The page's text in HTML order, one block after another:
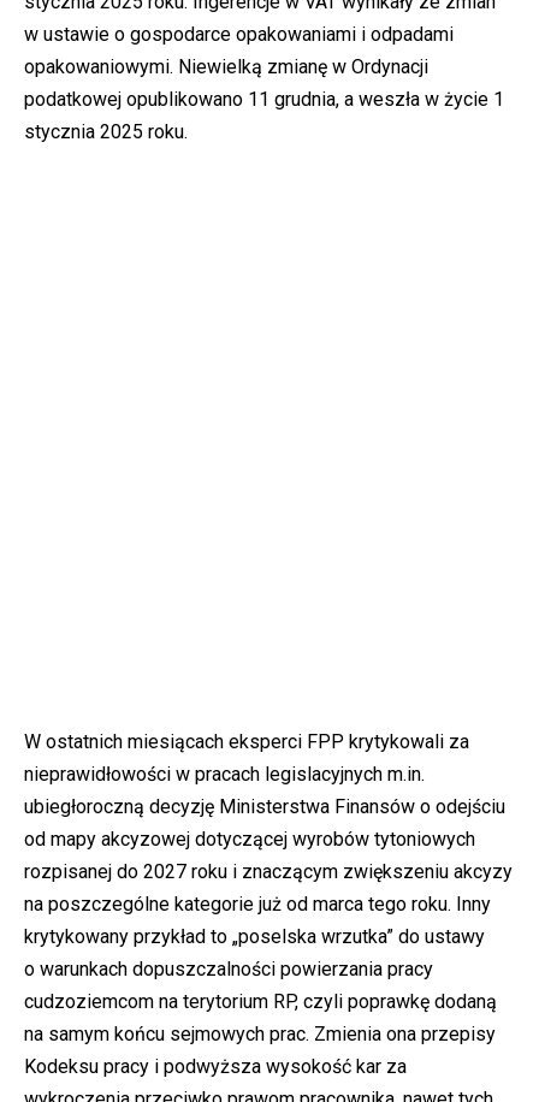
w ustawie o gospodarce opakowaniami i odpadami
opakowaniowymi. Niewielką zmianę w Ordynacji
podatkowej opublikowano 11 grudnia, a weszła w życie 1
stycznia 2025 roku.
W ostatnich miesiącach eksperci FPP krytykowali za
nieprawidłowości w pracach legislacyjnych m.in.
ubiegłoroczną decyzję Ministerstwa Finansów o odejściu
od mapy akcyzowej dotyczącej wyrobów tytoniowych
rozpisanej do 2027 roku i znaczącym zwiększeniu akcyzy
na poszczególne kategorie już od marca tego roku. Inny
krytykowany przykład to „poselska wrzutka” do ustawy
o warunkach dopuszczalności powierzania pracy
cudzoziemcom na terytorium RP, czyli poprawkę dodaną
na samym końcu sejmowych prac. Zmienia ona przepisy
Kodeksu pracy i podwyższa wysokość kar za